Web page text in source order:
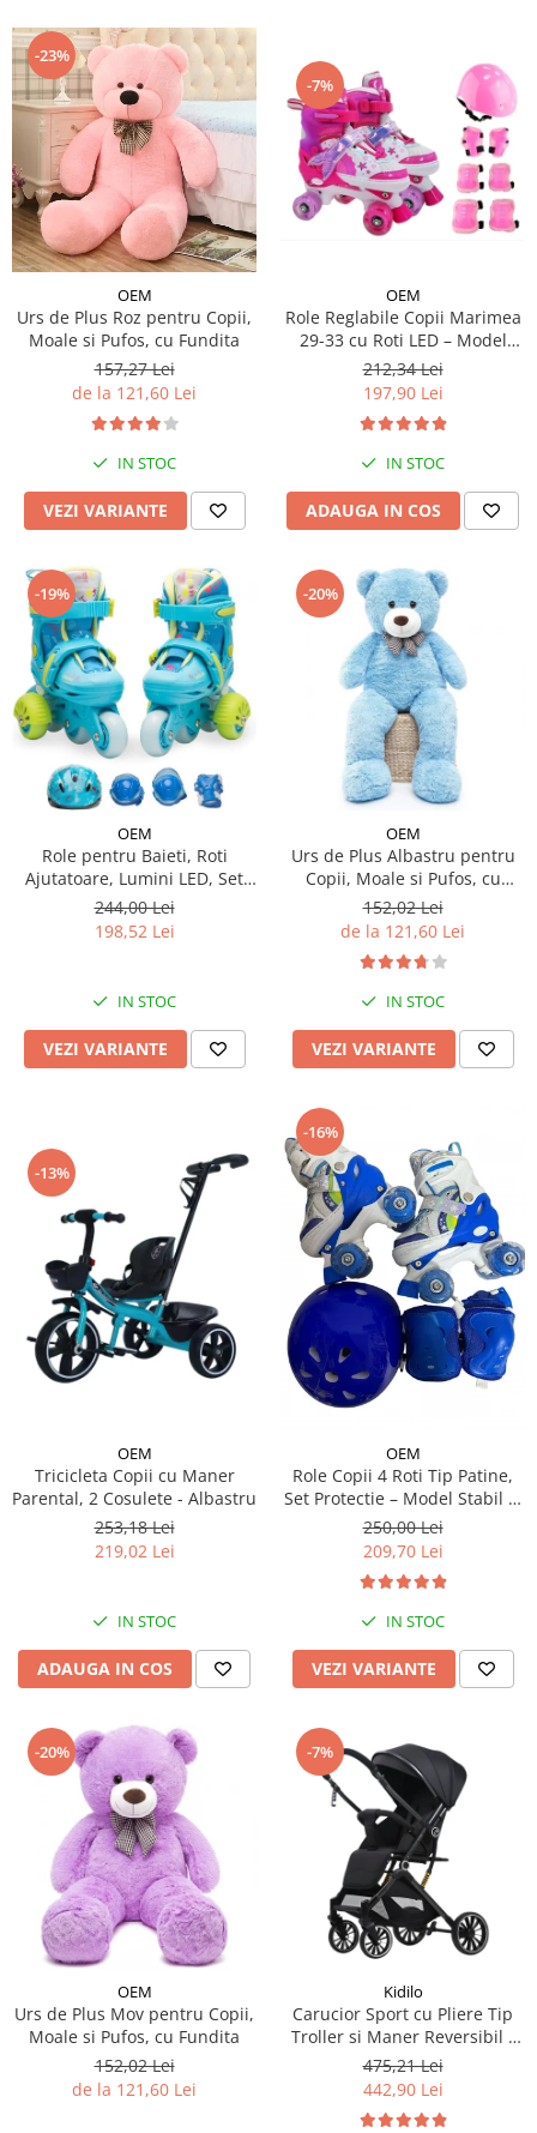
-23%
OEM
Urs de Plus Roz pentru Copii,
Moale si Pufos, cu Fundita
157,27 Lei
de la 121,60 Lei
IN STOC
VEZI VARIANTE
-7%
OEM
Role Reglabile Copii Marimea
29-33 cu Roti LED – Model
Sirena, SET PROTECTIE
INCLUS
212,34 Lei
197,90 Lei
IN STOC
ADAUGA IN COS
-19%
OEM
Role pentru Baieti, Roti
Ajutatoare, Lumini LED, Set
Protectie
244,00 Lei
198,52 Lei
IN STOC
VEZI VARIANTE
-20%
OEM
Urs de Plus Albastru pentru
Copii, Moale si Pufos, cu
Fundita
152,02 Lei
de la 121,60 Lei
IN STOC
VEZI VARIANTE
-13%
OEM
Tricicleta Copii cu Maner
Parental, 2 Cosulete - Albastru
253,18 Lei
219,02 Lei
IN STOC
ADAUGA IN COS
-16%
OEM
Role Copii 4 Roti Tip Patine,
Set Protectie – Model Stabil si
Reglabil - Albastru
250,00 Lei
209,70 Lei
IN STOC
VEZI VARIANTE
-20%
OEM
Urs de Plus Mov pentru Copii,
Moale si Pufos, cu Fundita
152,02 Lei
de la 121,60 Lei
-7%
Kidilo
Carucior Sport cu Pliere Tip
Troller si Maner Reversibil -
Negru
475,21 Lei
442,90 Lei